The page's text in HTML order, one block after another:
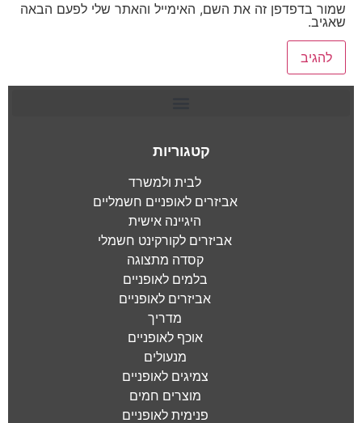
שמור בדפדפן זה את השם, האימייל והאתר שלי לפעם הבאה
שאגיב.
קטגוריות
לבית ולמשרד
אביזרים לאופניים חשמליים
היגיינה אישית
אביזרים לקורקינט חשמלי
קסדה מתצוגה
בלמים לאופניים
אביזרים לאופניים
מדריך
אוכף לאופניים
מנעולים
צמיגים לאופניים
מוצרים חמים
פנימית לאופניים